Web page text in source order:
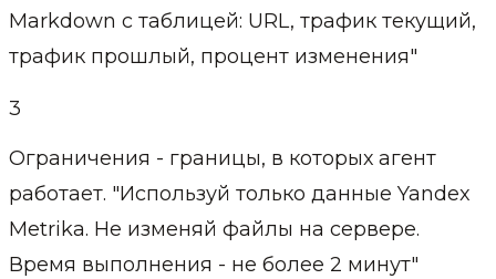
Markdown с таблицей: URL, трафик текущий,
трафик прошлый, процент изменения"
3
Ограничения - границы, в которых агент
работает. "Используй только данные Yandex
Metrika. Не изменяй файлы на сервере.
Время выполнения - не более 2 минут"